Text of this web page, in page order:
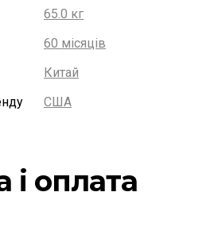
65.0 кг
60 місяців
Китай
США
і оплата